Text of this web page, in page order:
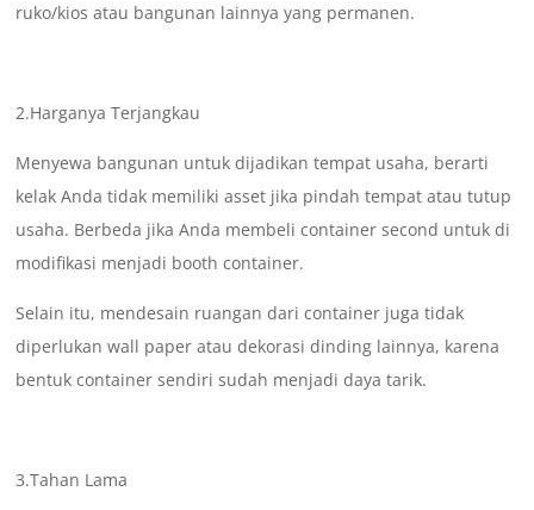
ruko/kios atau bangunan lainnya yang permanen.
2.Harganya Terjangkau
Menyewa bangunan untuk dijadikan tempat usaha, berarti
kelak Anda tidak memiliki asset jika pindah tempat atau tutup
usaha. Berbeda jika Anda membeli container second untuk di
modifikasi menjadi booth container.
Selain itu, mendesain ruangan dari container juga tidak
diperlukan wall paper atau dekorasi dinding lainnya, karena
bentuk container sendiri sudah menjadi daya tarik.
3.Tahan Lama